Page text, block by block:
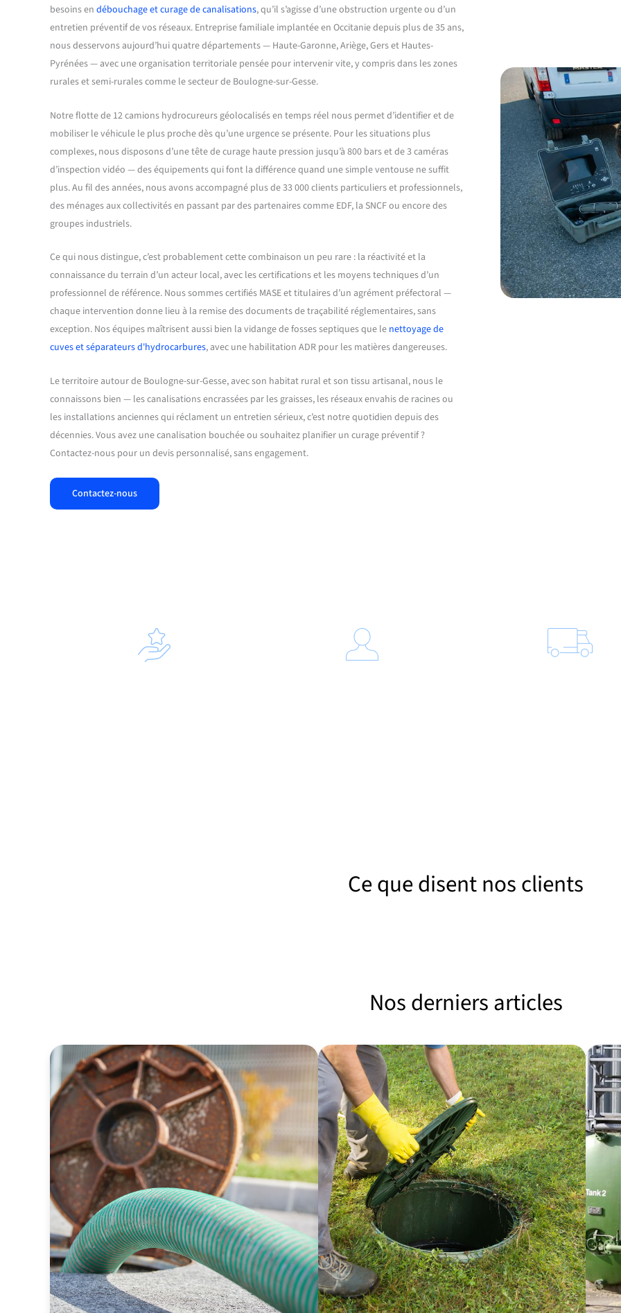
besoins en débouchage et curage de canalisations, qu’il s’agisse d’une obstruction urgente ou d’un
entretien préventif de vos réseaux. Entreprise familiale implantée en Occitanie depuis plus de 35 ans,
nous desservons aujourd’hui quatre départements — Haute-Garonne, Ariège, Gers et Hautes-
Pyrénées — avec une organisation territoriale pensée pour intervenir vite, y compris dans les zones
rurales et semi-rurales comme le secteur de Boulogne-sur-Gesse.
Notre flotte de 12 camions hydrocureurs géolocalisés en temps réel nous permet d’identifier et de
mobiliser le véhicule le plus proche dès qu’une urgence se présente. Pour les situations plus
complexes, nous disposons d’une tête de curage haute pression jusqu’à 800 bars et de 3 caméras
d’inspection vidéo — des équipements qui font la différence quand une simple ventouse ne suffit
plus. Au fil des années, nous avons accompagné plus de 33 000 clients particuliers et professionnels,
des ménages aux collectivités en passant par des partenaires comme EDF, la SNCF ou encore des
groupes industriels.
Ce qui nous distingue, c’est probablement cette combinaison un peu rare : la réactivité et la
connaissance du terrain d’un acteur local, avec les certifications et les moyens techniques d’un
professionnel de référence. Nous sommes certifiés MASE et titulaires d’un agrément préfectoral —
chaque intervention donne lieu à la remise des documents de traçabilité réglementaires, sans
exception. Nos équipes maîtrisent aussi bien la vidange de fosses septiques que le nettoyage de
cuves et séparateurs d'hydrocarbures, avec une habilitation ADR pour les matières dangereuses.
Le territoire autour de Boulogne-sur-Gesse, avec son habitat rural et son tissu artisanal, nous le
connaissons bien — les canalisations encrassées par les graisses, les réseaux envahis de racines ou
les installations anciennes qui réclament un entretien sérieux, c’est notre quotidien depuis des
décennies. Vous avez une canalisation bouchée ou souhaitez planifier un curage préventif ?
Contactez-nous pour un devis personnalisé, sans engagement.
Contactez-nous
Ce que disent nos clients
Nos derniers articles